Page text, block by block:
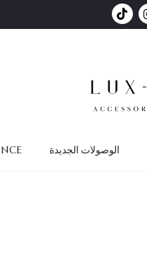
الوصولات الجديدة